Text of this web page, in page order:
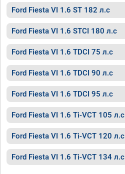
Ford Fiesta VI 1.6 ST 182 л.с
Ford Fiesta VI 1.6 STCI 180 л.с
Ford Fiesta VI 1.6 TDCI 75 л.с
Ford Fiesta VI 1.6 TDCI 90 л.с
Ford Fiesta VI 1.6 TDCI 95 л.с
Ford Fiesta VI 1.6 Ti-VCT 105 л.с
Ford Fiesta VI 1.6 Ti-VCT 120 л.с
Ford Fiesta VI 1.6 Ti-VCT 134 л.с